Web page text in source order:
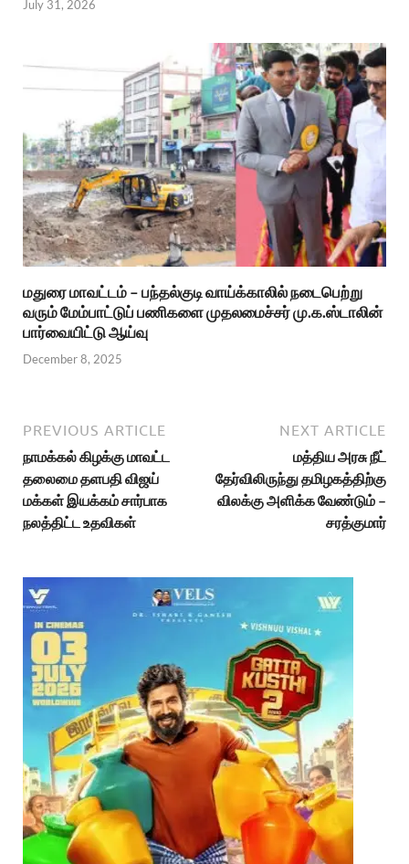
July 31, 2026
மதுரை மாவட்டம் – பந்தல்குடி வாய்க்காலில் நடைபெற்று
வரும் மேம்பாட்டுப் பணிகளை முதலமைச்சர் மு.க.ஸ்டாலின்
பார்வையிட்டு ஆய்வு
December 8, 2025
PREVIOUS ARTICLE
நாமக்கல் கிழக்கு மாவட்ட
தலைமை தளபதி விஜய்
மக்கள் இயக்கம் சார்பாக
நலத்திட்ட உதவிகள்
NEXT ARTICLE
மத்திய அரசு நீட்
தேர்விலிருந்து தமிழகத்திற்கு
விலக்கு அளிக்க வேண்டும் –
சரத்குமார்